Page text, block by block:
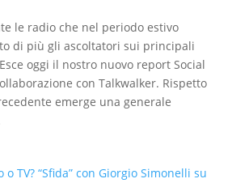
le radio che nel periodo estivo
di più gli ascoltatori sui principali
oggi il nostro nuovo report Social
con Talkwalker. Rispetto
emerge una generale